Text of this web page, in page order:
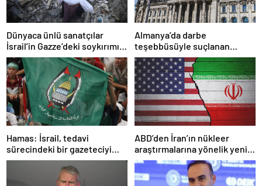
Dünyaca ünlü sanatçılar
İsrail’in Gazze’deki soykırımını
kınadı
Almanya’da darbe
teşebbüsüyle suçlanan
örgüte ait dernek yasaklandı
Hamas: İsrail, tedavi
sürecindeki bir gazeteciyi
öldürerek savaş suçu
ABD’den İran’ın nükleer
araştırmalarına yönelik yeni
yaptırımlar